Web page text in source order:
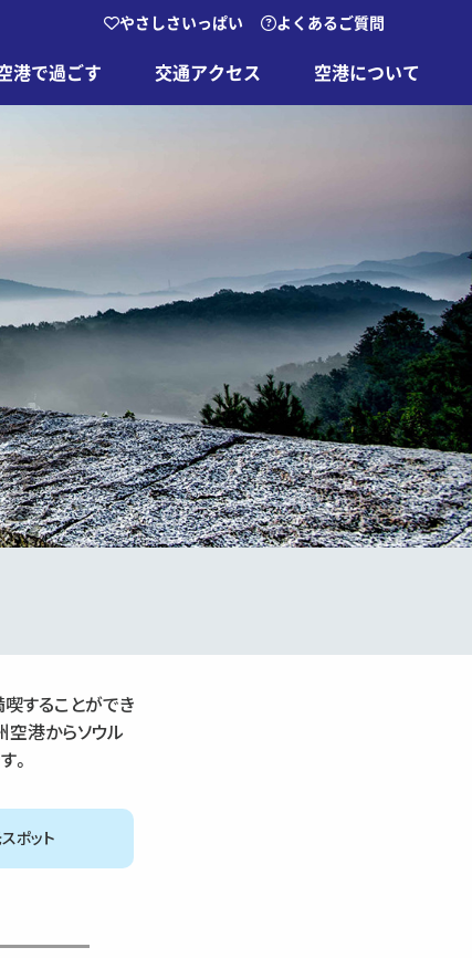
やさしさいっぱい よくあるご質問
港で過ごす 交通アクセス 空港について
することができ
港からソウル
。
ポット